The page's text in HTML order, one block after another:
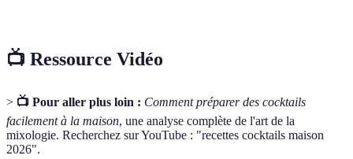
📺 Ressource Vidéo
> 📺 Pour aller plus loin : Comment préparer des cocktails
facilement à la maison, une analyse complète de l'art de la
mixologie. Recherchez sur YouTube : "recettes cocktails maison
2026".